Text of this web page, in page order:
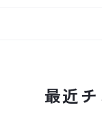
最近